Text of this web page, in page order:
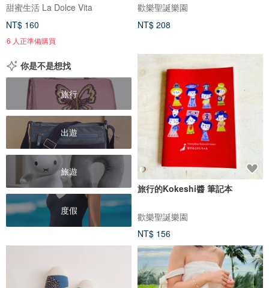
甜蜜生活 La Dolce Vita
NT$ 160
6 人正準備購買
歡樂聖誕樂園
NT$ 208
你是不是想找
旅行
出遊
旅遊
度假
旅行的Kokeshi醬 筆記本
歡樂聖誕樂園
NT$ 156